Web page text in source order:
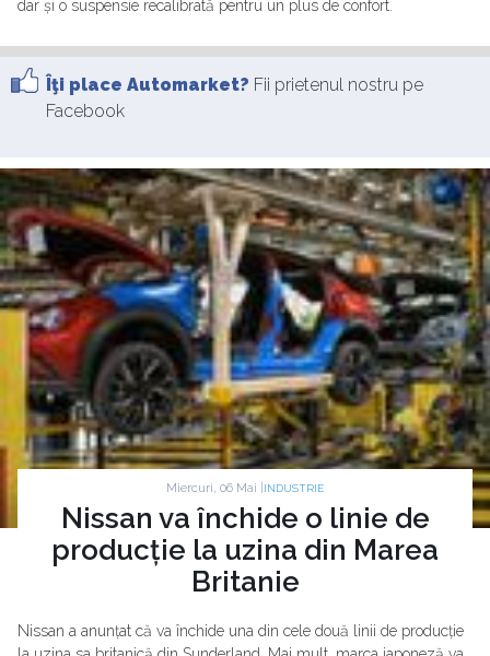
dar și o suspensie recalibrată pentru un plus de confort.
Îţi place Automarket? Fii prietenul nostru pe
Facebook
Miercuri, 06 Mai | INDUSTRIE
Nissan va închide o linie de
producție la uzina din Marea
Britanie
Nissan a anunțat că va închide una din cele două linii de producție